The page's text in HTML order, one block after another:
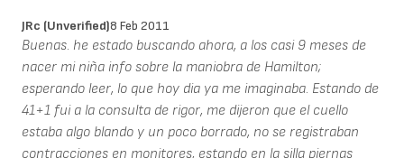
JRc (unverified)8 Feb 2011
Buenas. he estado buscando ahora, a los casi 9 meses de
nacer mi niña info sobre la maniobra de Hamilton;
esperando leer, lo que hoy dia ya me imaginaba. Estando de
41+1 fui a la consulta de rigor, me dijeron que el cuello
estaba algo blando y un poco borrado, no se registraban
contracciones en monitores, estando en la silla piernas